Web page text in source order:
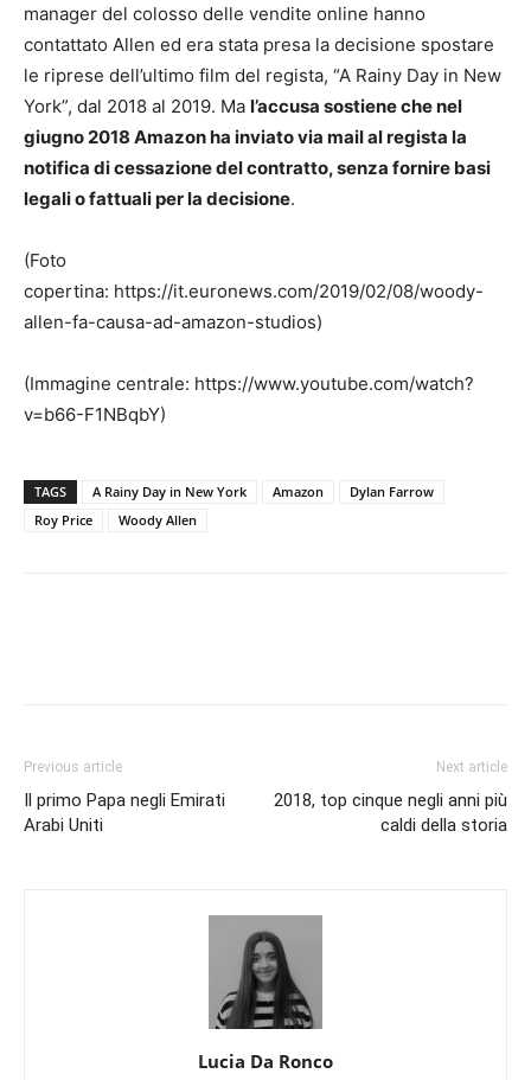
manager del colosso delle vendite online hanno
contattato Allen ed era stata presa la decisione spostare
le riprese dell’ultimo film del regista, “A Rainy Day in New
York”, dal 2018 al 2019. Ma l’accusa sostiene che nel
giugno 2018 Amazon ha inviato via mail al regista la
notifica di cessazione del contratto, senza fornire basi
legali o fattuali per la decisione.
(Foto
copertina: https://it.euronews.com/2019/02/08/woody-
allen-fa-causa-ad-amazon-studios)
(Immagine centrale: https://www.youtube.com/watch?
v=b66-F1NBqbY)
TAGS A Rainy Day in New York Amazon
Dylan Farrow
Roy Price
Woody Allen
Previous article
Il primo Papa negli Emirati
Arabi Uniti
Next article
2018, top cinque negli anni più
caldi della storia
Lucia Da Ronco